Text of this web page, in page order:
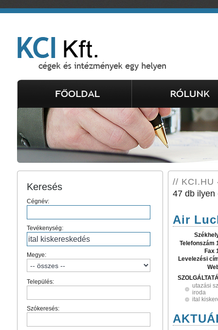
Keresés
Cégnév:
Tevékenység:
Megye:
Település:
Szókeresés:
// KCI.HU
47 db ilyen
Air
Telefonszám
Fax
Levelezési
utazási
iroda
ital